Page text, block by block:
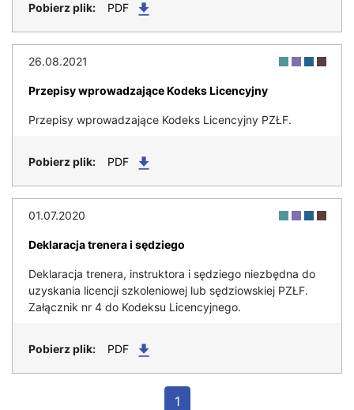
PDF
26.08.2021
Przepisy wprowadzające Kodeks Licencyjny
Przepisy wprowadzające Kodeks Licencyjny PZŁF.
PDF
01.07.2020
Deklaracja trenera i sędziego
Deklaracja trenera, instruktora i sędziego niezbędna do
uzyskania licencji szkoleniowej lub sędziowskiej PZŁF.
Załącznik nr 4 do Kodeksu Licencyjnego.
PDF
1